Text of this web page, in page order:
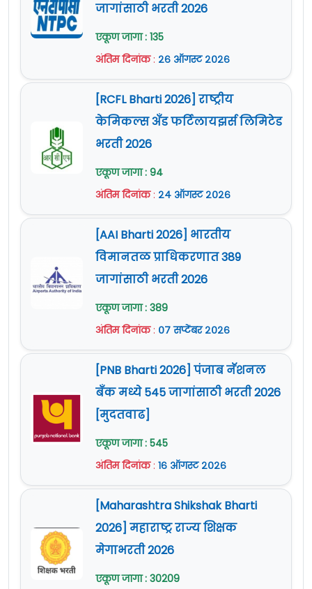
जागांसाठी भरती 2026
एकूण जागा : 135
अंतिम दिनांक: २६ ऑगस्ट २०२६
[RCFL Bharti 2026] राष्ट्रीय
केमिकल्स अँड फर्टिलायझर्स लिमिटेड
भरती 2026
एकूण जागा : 94
अंतिम दिनांक: २४ ऑगस्ट २०२६
[AAI Bharti 2026] भारतीय
विमानतळ प्राधिकरणात 389
जागांसाठी भरती 2026
एकूण जागा : 389
अंतिम दिनांक: ०७ सप्टेंबर २०२६
[PNB Bharti 2026] पंजाब नॅशनल
बँक मध्ये 545 जागांसाठी भरती 2026
[मुदतवाढ]
एकूण जागा : 545
अंतिम दिनांक: १६ ऑगस्ट २०२६
[Maharashtra Shikshak Bharti
2026] महाराष्ट्र राज्य शिक्षक
मेगाभरती 2026
एकूण जागा : 30209